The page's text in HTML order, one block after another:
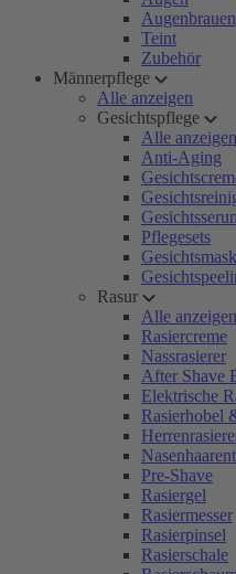
Augenbrauen
Teint
Zubehör
Männerpflege
Alle anzeigen
Gesichtspflege
Alle anzeigen
Anti-Aging
Pflegesets
Rasur
Alle anzeigen
Rasiercreme
Nassrasierer
After Shave
Elektrische
Rasierhobel
Pre-Shave
Rasiergel
Rasiermesser
Rasierpinsel
Rasierschale